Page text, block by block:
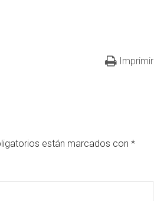
Imprimir
están marcados con *